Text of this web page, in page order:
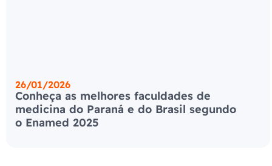
26/01/2026
Conheça as melhores faculdades de
medicina do Paraná e do Brasil segundo
o Enamed 2025